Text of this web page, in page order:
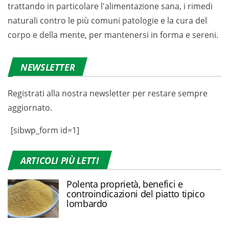
trattando in particolare l'alimentazione sana, i rimedi
naturali contro le più comuni patologie e la cura del
corpo e della mente, per mantenersi in forma e sereni.
NEWSLETTER
Registrati alla nostra newsletter per restare sempre
aggiornato.
[sibwp_form id=1]
ARTICOLI PIÙ LETTI
Polenta proprietà, benefici e
controindicazioni del piatto tipico
lombardo